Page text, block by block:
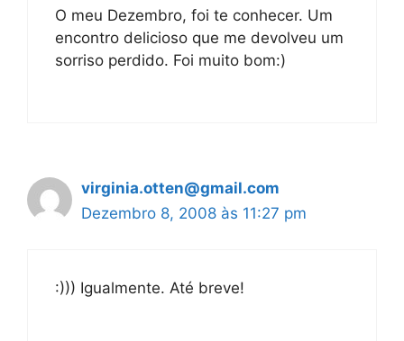
O meu Dezembro, foi te conhecer. Um
encontro delicioso que me devolveu um
sorriso perdido. Foi muito bom:)
virginia.otten@gmail.com
Dezembro 8, 2008 às 11:27 pm
:))) Igualmente. Até breve!